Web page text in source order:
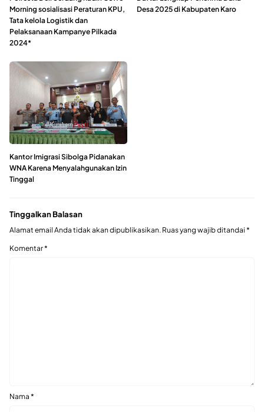
Morning sosialisasi Peraturan KPU,
Tata kelola Logistik dan
Pelaksanaan Kampanye Pilkada
2024*
Desa 2025 di Kabupaten Karo
Kantor Imigrasi Sibolga Pidanakan
WNA Karena Menyalahgunakan Izin
Tinggal
Tinggalkan Balasan
Alamat email Anda tidak akan dipublikasikan. Ruas yang wajib ditandai *
Komentar*
Nama *